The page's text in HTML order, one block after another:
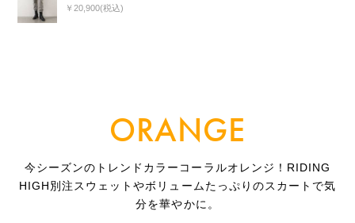
￥20,900(税込)
ORANGE
今シーズンのトレンドカラーコーラルオレンジ！RIDING
HIGH別注スウェットやボリュームたっぷりのスカートで気
分を華やかに。